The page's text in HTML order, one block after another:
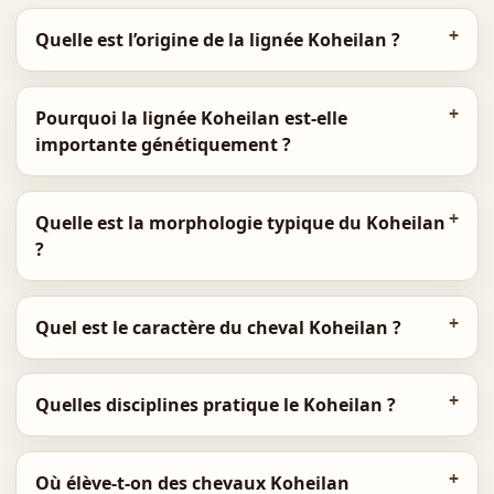
Quelle est l’origine de la lignée Koheilan ?
Pourquoi la lignée Koheilan est-elle
importante génétiquement ?
Quelle est la morphologie typique du Koheilan
?
Quel est le caractère du cheval Koheilan ?
Quelles disciplines pratique le Koheilan ?
Où élève-t-on des chevaux Koheilan